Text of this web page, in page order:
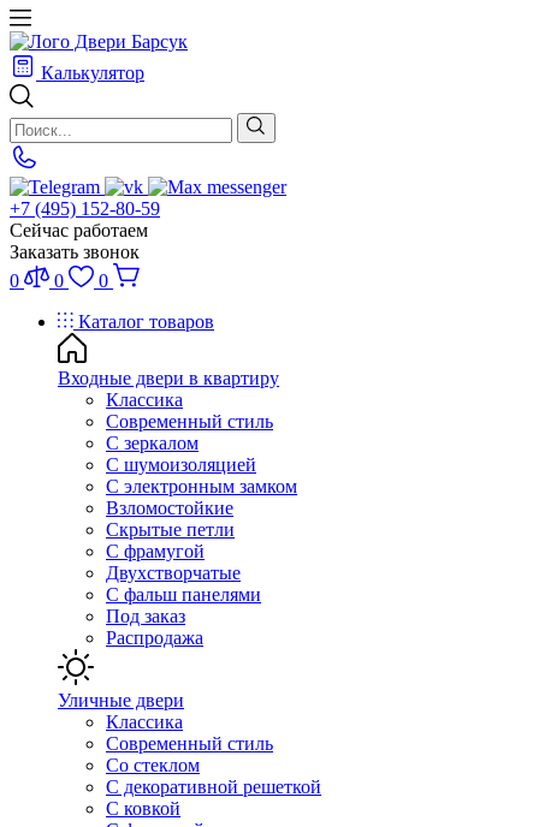
Калькулятор
+7 (495) 152-80-59
Сейчас работаем
Заказать звонок
0
0
0
Каталог товаров
Входные двери в квартиру
Классика
Современный стиль
С зеркалом
С шумоизоляцией
С электронным замком
Взломостойкие
Скрытые петли
С фрамугой
Двухстворчатые
С фальш панелями
Под заказ
Распродажа
Уличные двери
Классика
Современный стиль
Со стеклом
С декоративной решеткой
С ковкой